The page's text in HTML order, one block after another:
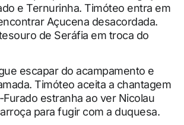
e Ternurinha. Timóteo entra em
Açucena desacordada.
de Seráfia em troca do
escapar do acampamento e
Timóteo aceita a chantagem
Furado estranha ao ver Nicolau
para fugir com a duquesa.